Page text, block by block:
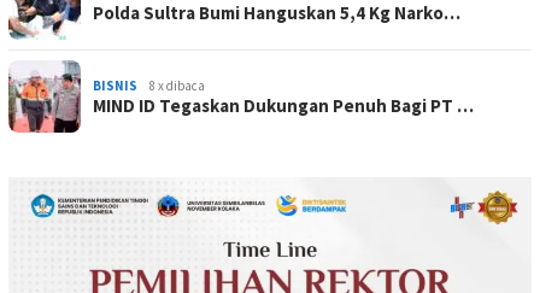
Polda Sultra Bumi Hanguskan 5,4 Kg Narko…
BISNIS 8 x dibaca
MIND ID Tegaskan Dukungan Penuh Bagi PT …